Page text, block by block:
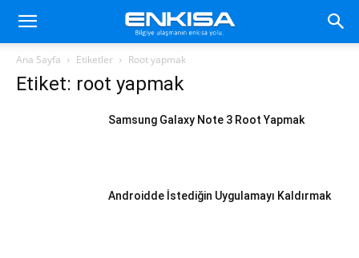
Ana Sayfa Etiketler Root yapmak
Etiket: root yapmak
Samsung Galaxy Note 3 Root Yapmak
Androidde İstediğin Uygulamayı Kaldırmak